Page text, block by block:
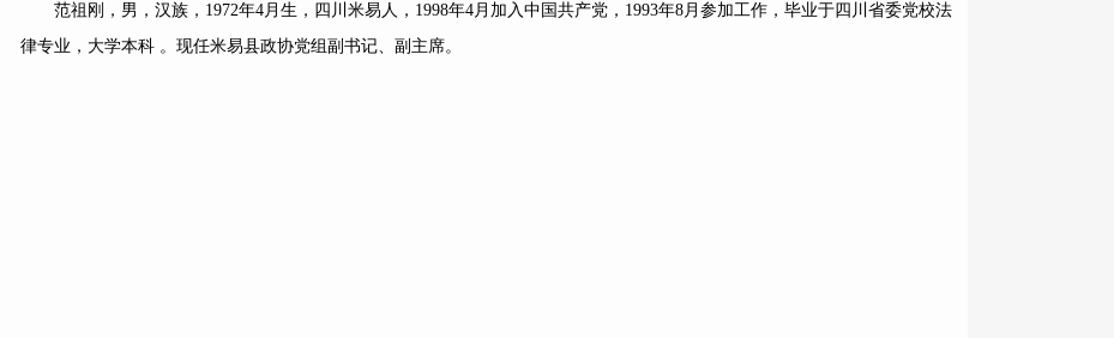
范祖刚，男，汉族，1972年4月生，四川米易人，1998年4月加入中国共产党，1993年8月参加工作，毕业于四川省委党校法
律专业，大学本科 。现任米易县政协党组副书记、副主席。